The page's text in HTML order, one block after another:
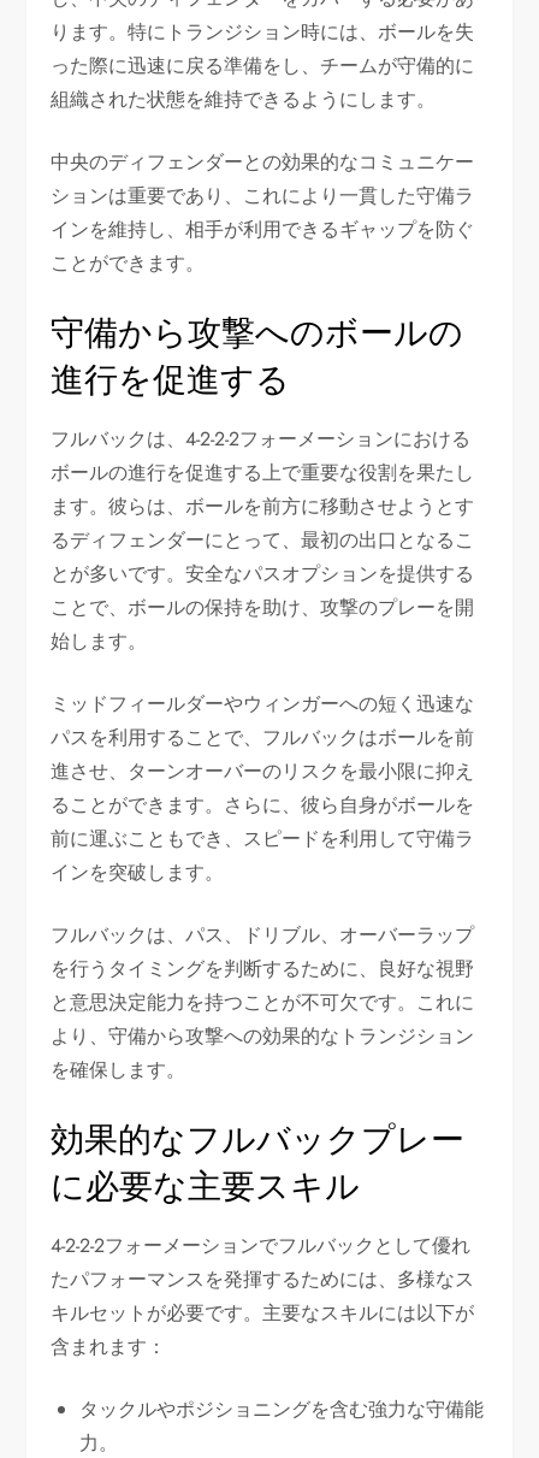
ります。特にトランジション時には、ボールを失
った際に迅速に戻る準備をし、チームが守備的に
組織された状態を維持できるようにします。
中央のディフェンダーとの効果的なコミュニケー
ションは重要であり、これにより一貫した守備ラ
インを維持し、相手が利用できるギャップを防ぐ
ことができます。
守備から攻撃へのボールの
進行を促進する
フルバックは、4-2-2-2フォーメーションにおける
ボールの進行を促進する上で重要な役割を果たし
ます。彼らは、ボールを前方に移動させようとす
るディフェンダーにとって、最初の出口となるこ
とが多いです。安全なパスオプションを提供する
ことで、ボールの保持を助け、攻撃のプレーを開
始します。
ミッドフィールダーやウィンガーへの短く迅速な
パスを利用することで、フルバックはボールを前
進させ、ターンオーバーのリスクを最小限に抑え
ることができます。さらに、彼ら自身がボールを
前に運ぶこともでき、スピードを利用して守備ラ
インを突破します。
フルバックは、パス、ドリブル、オーバーラップ
を行うタイミングを判断するために、良好な視野
と意思決定能力を持つことが不可欠です。これに
より、守備から攻撃への効果的なトランジション
を確保します。
効果的なフルバックプレー
に必要な主要スキル
4-2-2-2フォーメーションでフルバックとして優れ
たパフォーマンスを発揮するためには、多様なス
キルセットが必要です。主要なスキルには以下が
含まれます：
タックルやポジショニングを含む強力な守備能
力。